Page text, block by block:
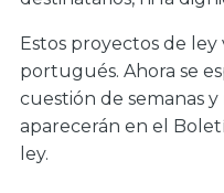
Estos proyectos de
portugués. Ahora se
cuestión de semanas
aparecerán en el
ley.